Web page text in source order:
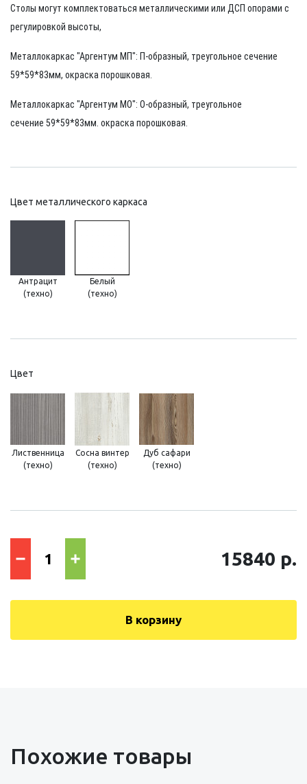
Столы могут комплектоваться металлическими или ДСП опорами с
регулировкой высоты,
Металлокаркас "Аргентум МП": П-образный, треугольное сечение
59*59*83мм, окраска порошковая.
Металлокаркас "Аргентум МО": О-образный, треугольное
сечение 59*59*83мм. окраска порошковая.
Цвет металлического каркаса
Антрацит
(техно)
Белый
(техно)
Цвет
Лиственница
(техно)
Сосна винтер
(техно)
Дуб сафари
(техно)
15840 р.
В корзину
Похожие товары